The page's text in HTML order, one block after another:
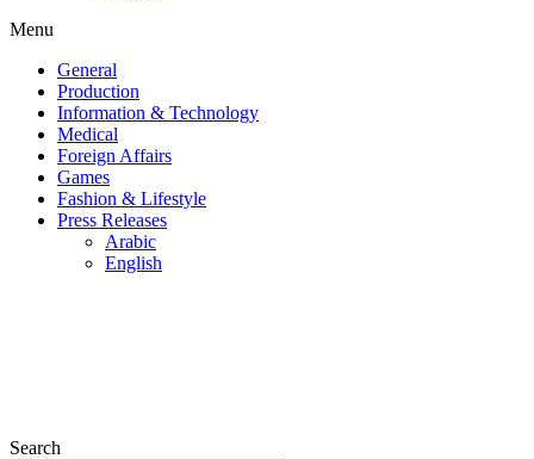
Menu
General
Production
Information & Technology
Medical
Foreign Affairs
Games
Fashion & Lifestyle
Press Releases
Arabic
English
Search